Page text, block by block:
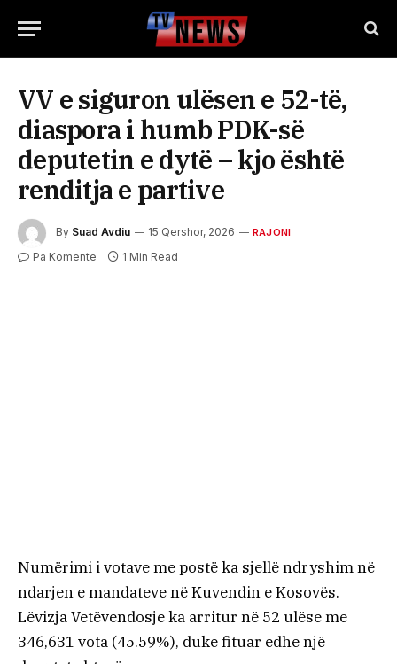
VV e siguron ulësen e 52-të,
diaspora i humb PDK-së
deputetin e dytë – kjo është
renditja e partive
By Suad Avdiu 15 Qershor, 2026 RAJONI
Pa Komente 1 Min Read
Numërimi i votave me postë ka sjellë ndryshim në
ndarjen e mandateve në Kuvendin e Kosovës.
Lëvizja Vetëvendosje ka arritur në 52 ulëse me
346,631 vota (45.59%), duke fituar edhe një